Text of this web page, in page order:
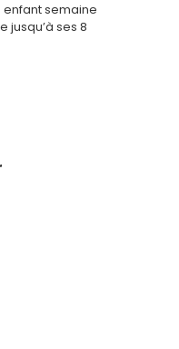
semaine
jusqu’à ses 8